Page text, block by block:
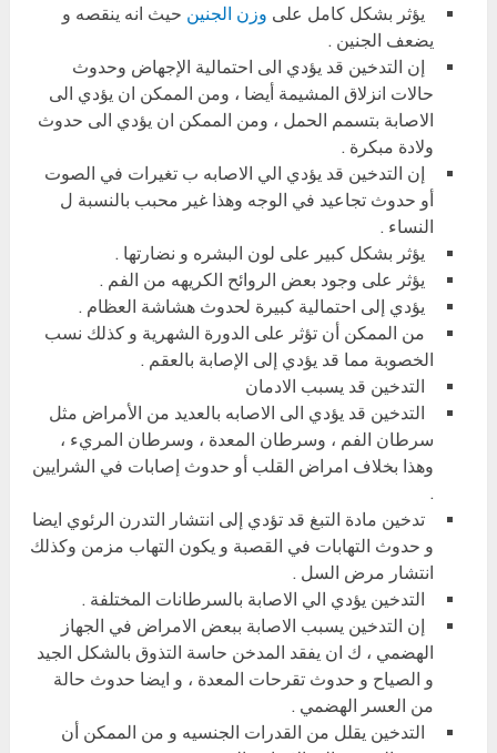
يؤثر بشكل كامل على وزن الجنين حيث انه ينقصه و
يضعف الجنين .
إن التدخين قد يؤدي الى احتمالية الإجهاض وحدوث
حالات انزلاق المشيمة أيضا ، ومن الممكن ان يؤدي الى
الاصابة بتسمم الحمل ، ومن الممكن ان يؤدي الى حدوث
ولادة مبكرة .
إن التدخين قد يؤدي الي الاصابه ب تغيرات في الصوت
أو حدوث تجاعيد في الوجه وهذا غير محبب بالنسبة ل
النساء .
يؤثر بشكل كبير على لون البشره و نضارتها .
يؤثر على وجود بعض الروائح الكريهه من الفم .
يؤدي إلى احتمالية كبيرة لحدوث هشاشة العظام .
من الممكن أن تؤثر على الدورة الشهرية و كذلك نسب
الخصوبة مما قد يؤدي إلى الإصابة بالعقم .
التدخين قد يسبب الادمان
التدخين قد يؤدي الى الاصابه بالعديد من الأمراض مثل
سرطان الفم ، وسرطان المعدة ، وسرطان المريء ،
وهذا بخلاف امراض القلب أو حدوث إصابات في الشرايين
.
تدخين مادة التبغ قد تؤدي إلى انتشار التدرن الرئوي ايضا
و حدوث التهابات في القصبة و يكون التهاب مزمن وكذلك
انتشار مرض السل .
التدخين يؤدي الي الاصابة بالسرطانات المختلفة .
إن التدخين يسبب الاصابة ببعض الامراض في الجهاز
الهضمي ، ك ان يفقد المدخن حاسة التذوق بالشكل الجيد
و الصياح و حدوث تقرحات المعدة ، و ايضا حدوث حالة
من العسر الهضمي .
التدخين يقلل من القدرات الجنسيه و من الممكن أن